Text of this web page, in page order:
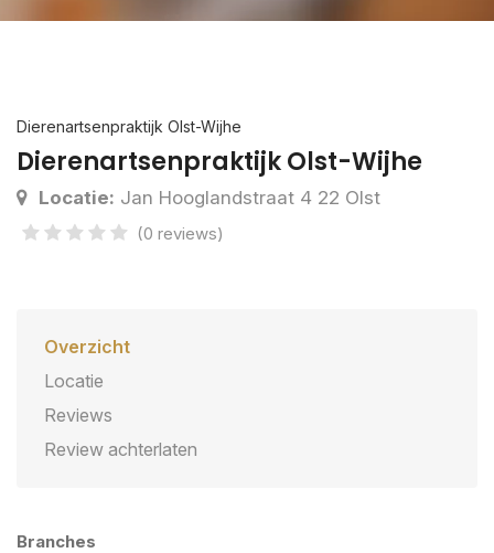
Dierenartsenpraktijk Olst-Wijhe
Dierenartsenpraktijk Olst-Wijhe
Locatie: Jan Hooglandstraat 4 22 Olst
(0 reviews)
Overzicht
Locatie
Reviews
Review achterlaten
Branches